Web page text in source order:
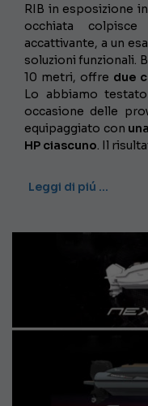
RIB in esposizione
occhiata
accattivante, a un
soluzioni funzionali.
10 metri, offre due
Lo abbiamo
occasione delle
equipaggiato con
HP ciascuno. Il
Leggi di piú …